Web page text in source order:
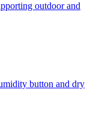
outdoor and
button and dry